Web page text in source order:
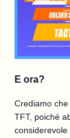
E ora?
Crediamo
TFT, poiché
considerevole